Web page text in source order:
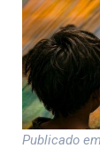
Publicado